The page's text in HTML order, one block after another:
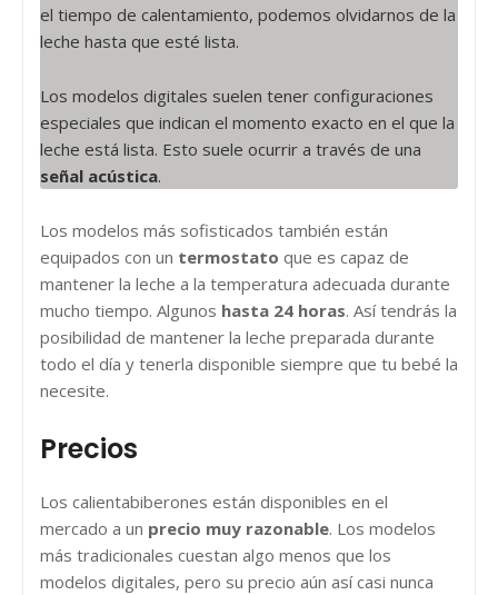
el tiempo de calentamiento, podemos olvidarnos de la
leche hasta que esté lista.
Los modelos digitales suelen tener configuraciones
especiales que indican el momento exacto en el que la
leche está lista. Esto suele ocurrir a través de una
señal acústica.
Los modelos más sofisticados también están
equipados con un termostato que es capaz de
mantener la leche a la temperatura adecuada durante
mucho tiempo. Algunos hasta 24 horas. Así tendrás la
posibilidad de mantener la leche preparada durante
todo el día y tenerla disponible siempre que tu bebé la
necesite.
Precios
Los calientabiberones están disponibles en el
mercado a un precio muy razonable. Los modelos
más tradicionales cuestan algo menos que los
modelos digitales, pero su precio aún así casi nunca